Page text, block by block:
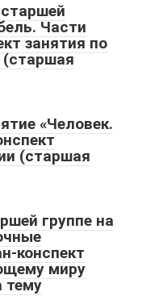
Части
занятия по
«Человек.
(старшая
группе на
конспект
миру
тему